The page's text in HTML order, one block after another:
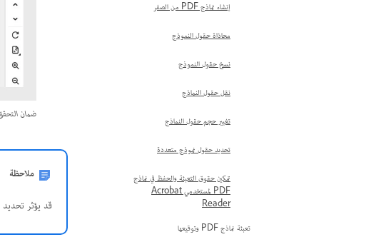
إنشاء نماذج PDF من الصفر
محاذاة حقول النموذج
نسخ حقول النموذج
نقل حقول النماذج
تغيير حجم حقول النماذج
تحديد حقول نموذج متعددة
تمكين حقوق التعبئة والحفظ في نماذج
PDF لمستخدمي Acrobat
Reader
تعبئة نماذج PDF وتوقيعها
ضمان
ملاحظة
قد يؤثر تحديد